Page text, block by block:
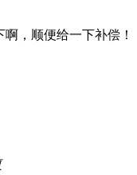
，顺便给一下补偿！